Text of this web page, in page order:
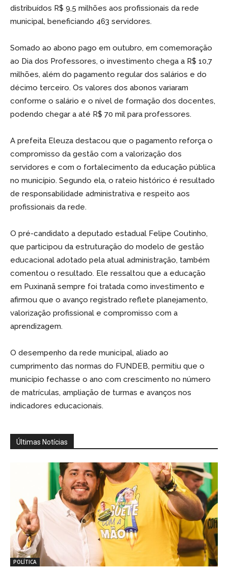
distribuídos R$ 9,5 milhões aos profissionais da rede
municipal, beneficiando 463 servidores.
Somado ao abono pago em outubro, em comemoração
ao Dia dos Professores, o investimento chega a R$ 10,7
milhões, além do pagamento regular dos salários e do
décimo terceiro. Os valores dos abonos variaram
conforme o salário e o nível de formação dos docentes,
podendo chegar a até R$ 70 mil para professores.
A prefeita Eleuza destacou que o pagamento reforça o
compromisso da gestão com a valorização dos
servidores e com o fortalecimento da educação pública
no município. Segundo ela, o rateio histórico é resultado
de responsabilidade administrativa e respeito aos
profissionais da rede.
O pré-candidato a deputado estadual Felipe Coutinho,
que participou da estruturação do modelo de gestão
educacional adotado pela atual administração, também
comentou o resultado. Ele ressaltou que a educação
em Puxinanã sempre foi tratada como investimento e
afirmou que o avanço registrado reflete planejamento,
valorização profissional e compromisso com a
aprendizagem.
O desempenho da rede municipal, aliado ao
cumprimento das normas do FUNDEB, permitiu que o
município fechasse o ano com crescimento no número
de matrículas, ampliação de turmas e avanços nos
indicadores educacionais.
Últimas Notícias
POLÍTICA